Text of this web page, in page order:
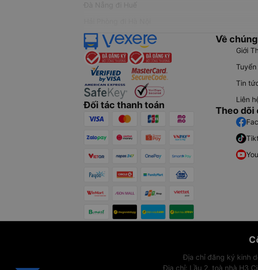
Đà Nẵng đi Huế
Đối tác thanh toán
Về
Giới
Tin
Liên
Theo dõi
Địa chỉ đăng ký kinh
Địa chỉ: Lầu 2, toà nhà H3